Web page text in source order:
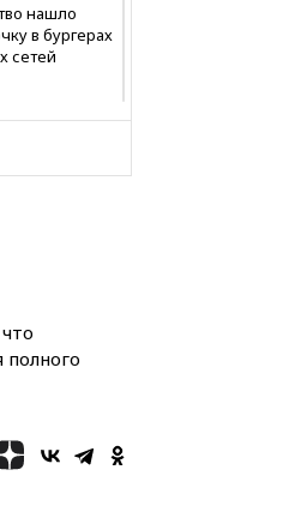
нашло
в бургерах
сетей
Cessna-182
атаки»
полного